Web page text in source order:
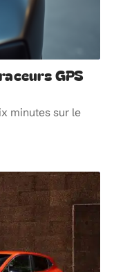
GPS
minutes sur le